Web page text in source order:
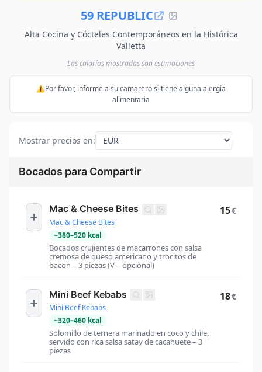
59 REPUBLIC
Alta Cocina y Cócteles Contemporáneos en la Histórica
Valletta
Las calorías mostradas son estimaciones
⚠️Por favor, informe a su camarero si tiene alguna alergia
alimentaria
Mostrar precios en:
Bocados para Compartir
Mac & Cheese Bites
Mac & Cheese Bites
~380–520 kcal
Bocados crujientes de macarrones con salsa
cremosa de queso americano y trocitos de
bacon – 3 piezas (V – opcional)
15€
Mini Beef Kebabs
Mini Beef Kebabs
~320–460 kcal
Solomillo de ternera marinado en coco y chile,
servido con rica salsa satay de cacahuete – 3
piezas
18€